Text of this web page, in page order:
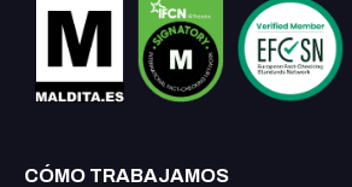
CÓMO TRABAJAMOS